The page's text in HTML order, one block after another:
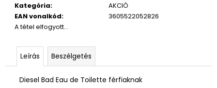
Kategória:
AKCIÓ
EAN vonalkód:
3605522052826
A tétel elfogyott…
Leírás Beszélgetés
Diesel Bad Eau de Toilette férfiaknak